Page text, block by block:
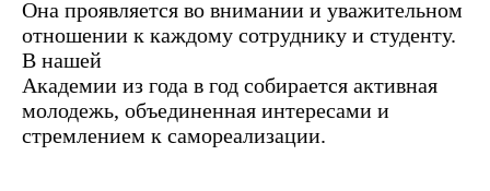
уникальную среду общения.
Она проявляется во внимании и уважительном
отношении к каждому сотруднику и студенту.
В нашей
Академии из года в год собирается активная
молодежь, объединенная интересами и